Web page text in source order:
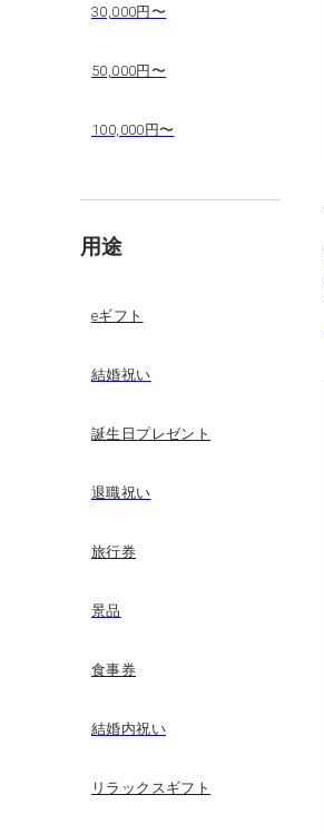
30,000円〜
50,000円〜
100,000円〜
用途
eギフト
結婚祝い
誕生日プレゼント
退職祝い
旅行券
景品
食事券
結婚内祝い
リラックスギフト